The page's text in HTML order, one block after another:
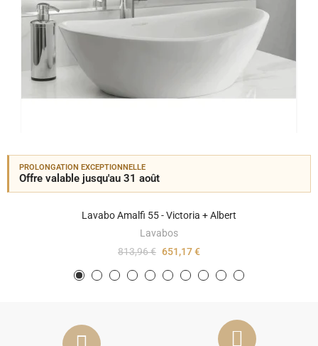
PROLONGATION EXCEPTIONNELLE
Offre valable jusqu'au 31 août
Lavabo Amalfi 55 - Victoria + Albert
Lavabos
813,96 € 651,17 €